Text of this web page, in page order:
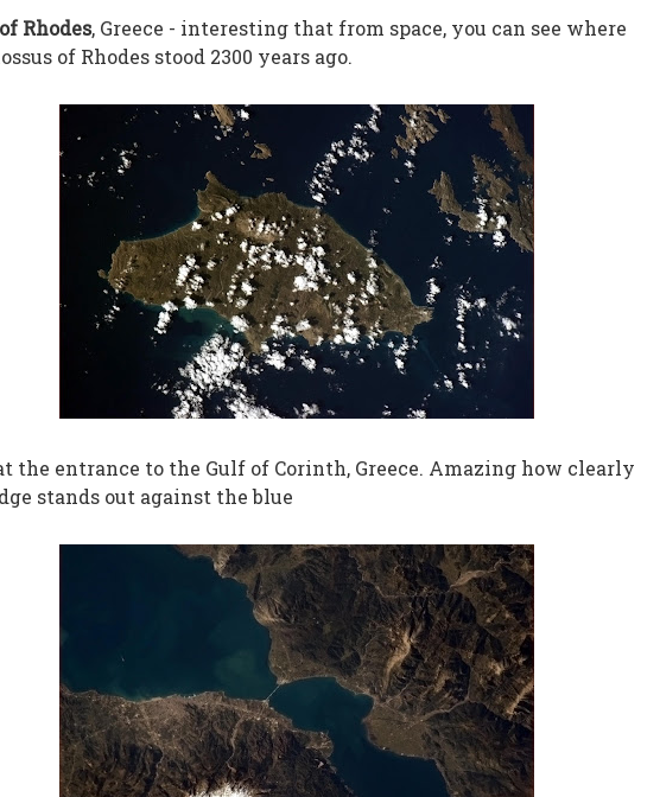
Rhodes, Greece - interesting that from space, you can see where
of Rhodes stood 2300 years ago.
the entrance to the Gulf of Corinth, Greece. Amazing how clearly
stands out against the blue